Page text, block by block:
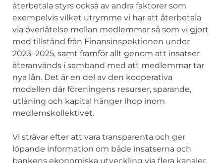
återbetala styrs också av andra faktorer som
exempelvis vilket utrymme vi har att återbetala
via överlåtelse mellan medlemmar så som vi gjort
med tillstånd från Finansinspektionen under
2023–2025, samt framför allt genom att insatser
återanvänds i samband med att medlemmar tar
nya lån. Det är en del av den kooperativa
modellen där föreningens resurser, sparande,
utlåning och kapital hänger ihop inom
medlemskollektivet.
Vi strävar efter att vara transparenta och ger
löpande information om både insatserna och
bankens ekonomiska utveckling via flera kanaler.